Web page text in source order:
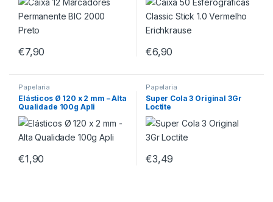
€7,90 €6,90
Papelaria
Elásticos Ø 120 x 2 mm – Alta
Qualidade 100g Apli
€1,90
Papelaria
Super Cola 3 Original 3Gr
Loctite
€3,49